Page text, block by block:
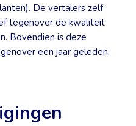
De vertalers zelf
tegenover de kwaliteit
Bovendien is deze
een jaar geleden.